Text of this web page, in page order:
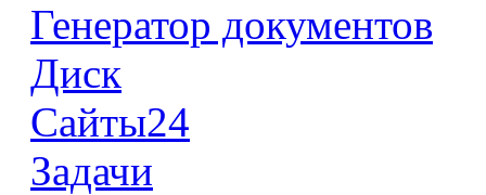
Генератор документов
Диск
Сайты24
Задачи